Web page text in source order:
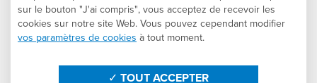
Marques
États Trier par
Produit : Pompe à piston
Effacer les filtres
sur le bouton "J'ai compris", vous acceptez de recevoir les
cookies sur notre site Web. Vous pouvez cependant modifier
vos paramètres de cookies à tout moment.
TOUT ACCEPTER